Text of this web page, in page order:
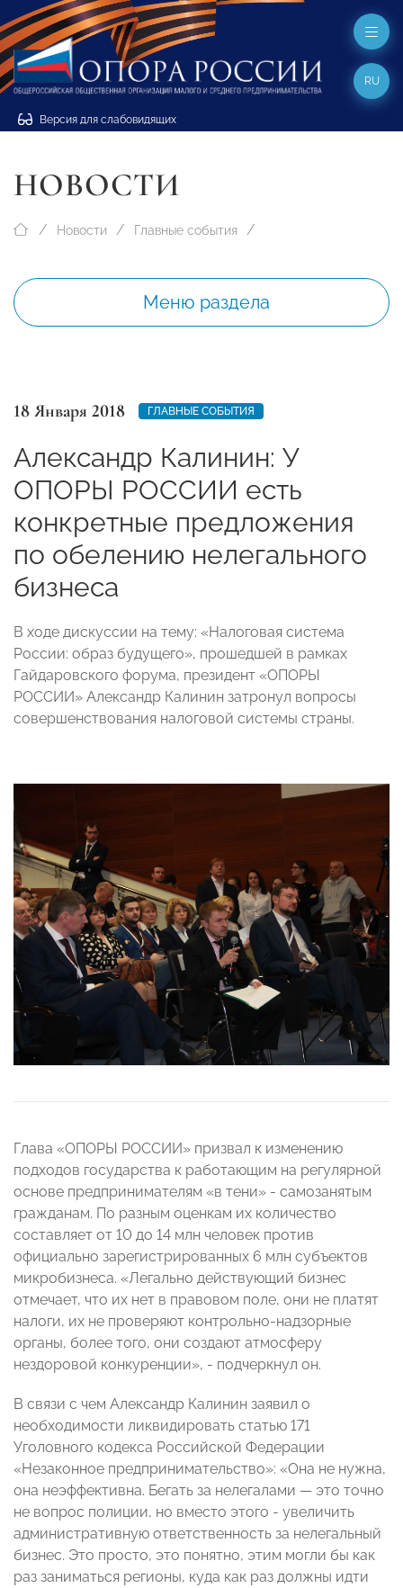
Версия для слабовидящих
RU
НОВОСТИ
Новости Главные события
Меню раздела
18 Января 2018 ГЛАВНЫЕ СОБЫТИЯ
Александр Калинин: У
ОПОРЫ РОССИИ есть
конкретные предложения
по обелению нелегального
бизнеса
В ходе дискуссии на тему: «Налоговая система
России: образ будущего», прошедшей в рамках
Гайдаровского форума, президент «ОПОРЫ
РОССИИ» Александр Калинин затронул вопросы
совершенствования налоговой системы страны.
Глава «ОПОРЫ РОССИИ» призвал к изменению
подходов государства к работающим на регулярной
основе предпринимателям «в тени» - самозанятым
гражданам. По разным оценкам их количество
составляет от 10 до 14 млн человек против
официально зарегистрированных 6 млн субъектов
микробизнеса. «Легально действующий бизнес
отмечает, что их нет в правовом поле, они не платят
налоги, их не проверяют контрольно-надзорные
органы, более того, они создают атмосферу
нездоровой конкуренции», - подчеркнул он.
В связи с чем Александр Калинин заявил о
необходимости ликвидировать статью 171
Уголовного кодекса Российской Федерации
«Незаконное предпринимательство»: «Она не нужна,
она неэффективна. Бегать за нелегалами — это точно
не вопрос полиции, но вместо этого - увеличить
административную ответственность за нелегальный
бизнес. Это просто, это понятно, этим могли бы как
раз заниматься регионы, куда как раз должны идти